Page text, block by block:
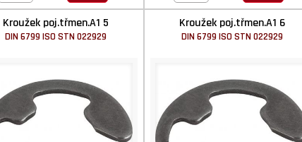
Kroužek poj.třmen.A1 5
DIN 6799 ISO STN 022929
Kroužek poj.třmen.A1 6
DIN 6799 ISO STN 022929